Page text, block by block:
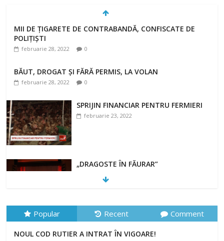
MII DE ȚIGARETE DE CONTRABANDĂ, CONFISCATE DE
POLIȚIȘTI
februarie 28, 2022 0
BĂUT, DROGAT ȘI FĂRĂ PERMIS, LA VOLAN
februarie 28, 2022 0
SPRIJIN FINANCIAR PENTRU FERMIERI
februarie 23, 2022
„DRAGOSTE ÎN FĂURAR”
NOUL COD RUTIER A INTRAT ÎN VIGOARE!
februarie 28, 2022 0
Popular Recent Comment
NOUL COD RUTIER A INTRAT ÎN VIGOARE!